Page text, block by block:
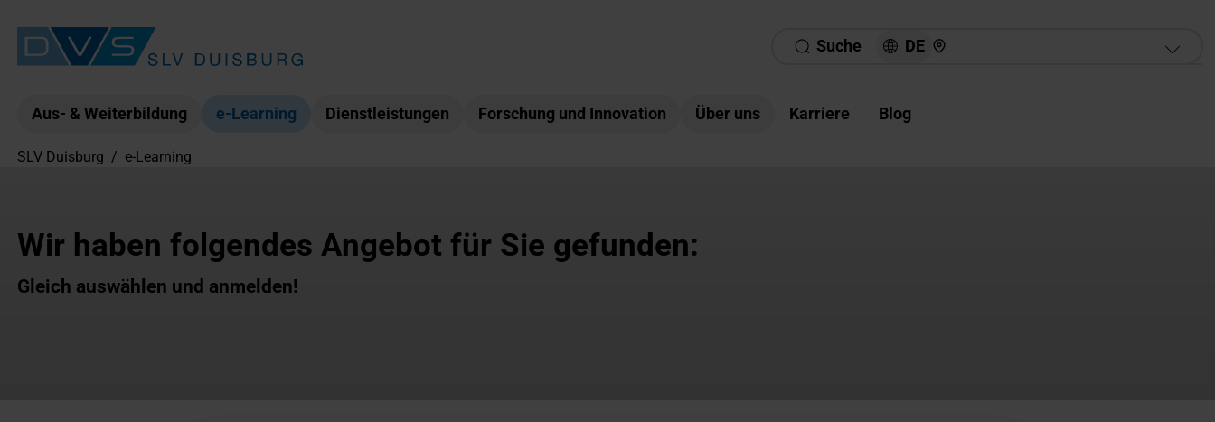
Suche DE Hier finden Sie uns
Aus- & Weiterbildung e-Learning Dienstleistungen Forschung und Innovation Über uns Karriere Blog
SLV Duisburg / e-Learning
Wir haben folgendes Angebot für Sie gefunden:
Gleich auswählen und anmelden!